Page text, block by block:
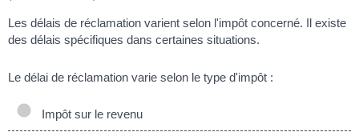
Les délais de réclamation varient selon l'impôt concerné. Il existe
des délais spécifiques dans certaines situations.
Le délai de réclamation varie selon le type d'impôt :
Impôt sur le revenu